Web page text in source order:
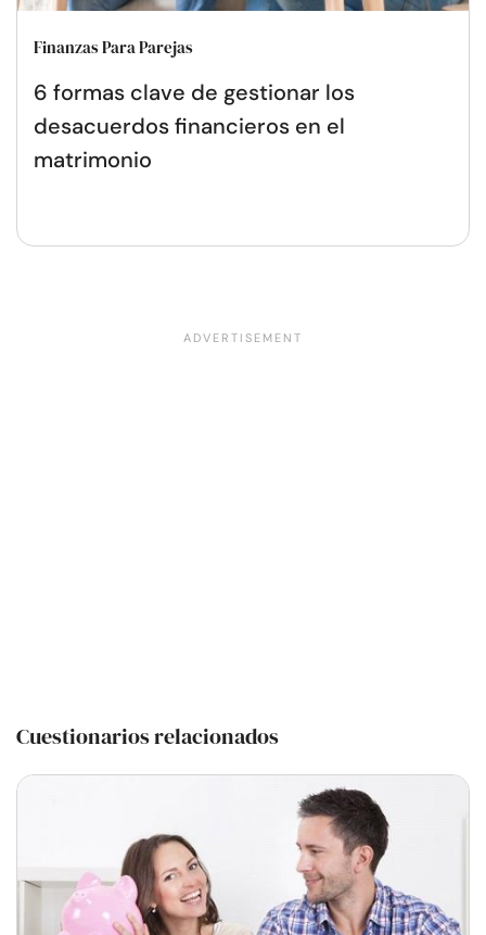
Finanzas Para Parejas
6 formas clave de gestionar los
desacuerdos financieros en el
matrimonio
Cuestionarios relacionados